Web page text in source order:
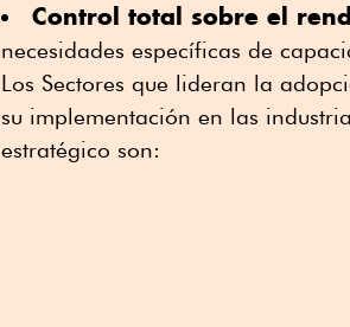
Control total sobre el
necesidades específicas de
Los Sectores que lideran la
su implementación en las
estratégico son: